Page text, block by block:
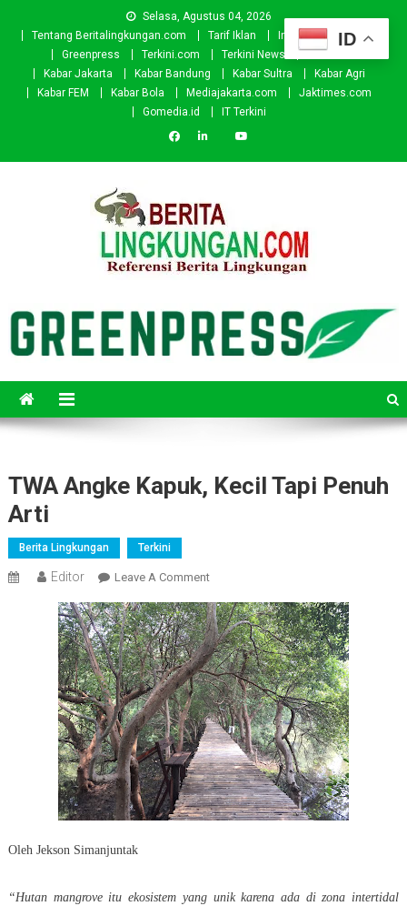
Selasa, Agustus 04, 2026
Tentang Beritalingkungan.com
Tarif Iklan Investor
Donasi
Greenpress
Terkini.com Terkini News
Kabar.id
Kabar Jakarta
Kabar Bandung Kabar Sultra
Kabar Agri
Kabar FEM
Kabar Bola Mediajakarta.com
Jaktimes.com
Gomedia.id
IT Terkini
TWA Angke Kapuk, Kecil Tapi Penuh
Arti
Berita Lingkungan Terkini
Editor Leave A CommentOn
Angke
Kapuk,
Kecil
Tapi
Penuh
Arti
Oleh Jekson Simanjuntak
“Hutan mangrove itu ekosistem yang unik karena ada di zona intertidal
ID